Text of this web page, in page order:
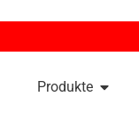
Produkte